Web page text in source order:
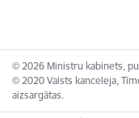
© 2026 Ministru kabinets,
© 2020 Valsts kanceleja,
aizsargātas.